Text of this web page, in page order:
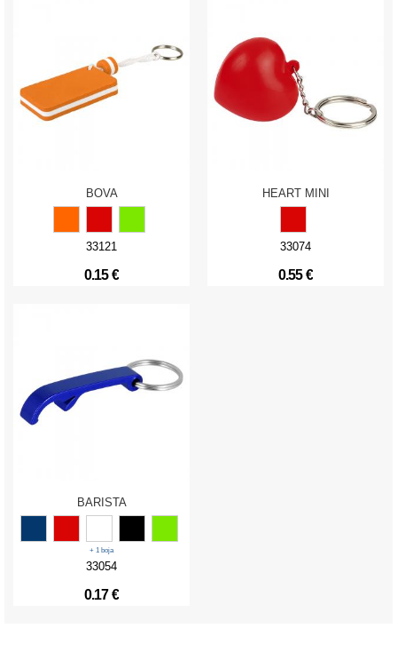
BOVA
33121
0.15 €
HEART MINI
33074
0.55 €
BARISTA
+ 1 boja
33054
0.17 €